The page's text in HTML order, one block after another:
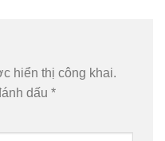
hiển thị công khai.
dấu *